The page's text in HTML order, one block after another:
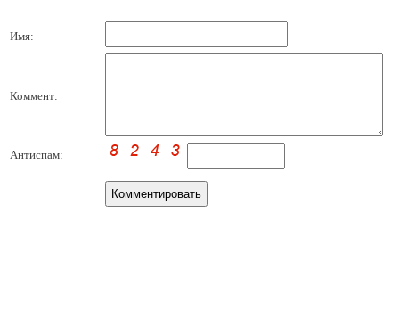
Имя:
Коммент:
Антиспам: